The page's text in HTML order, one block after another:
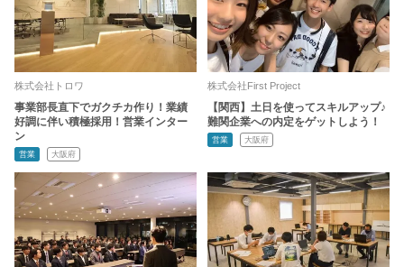
株式会社トロワ
事業部長直下でガクチカ作り！業績
好調に伴い積極採用！営業インター
ン
営業 大阪府
株式会社First Project
【関西】土日を使ってスキルアップ♪
難関企業への内定をゲットしよう！
営業 大阪府